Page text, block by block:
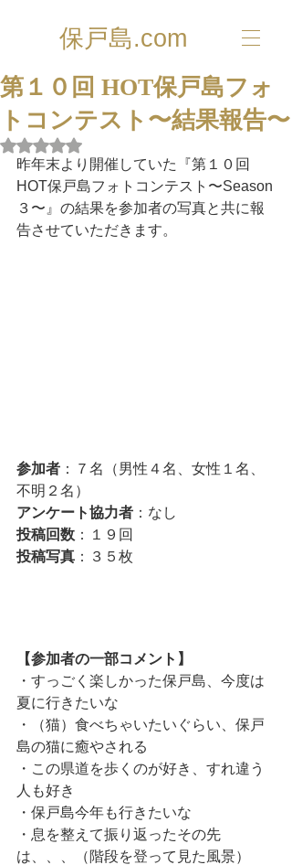
保戸島.com
第１０回 HOT保戸島フォ
トコンテスト〜結果報告〜
5つ星のうちNaNと評価されています。
昨年末より開催していた『第１０回
HOT保戸島フォトコンテスト〜Season
３〜』の結果を参加者の写真と共に報
告させていただきます。
参加者 ：７名（男性４名、女性１名、
不明２名）
アンケート協力者 ：なし
投稿回数 ：１９回
投稿写真 ：３５枚
【参加者の一部コメント】
・すっごく楽しかった保戸島、今度は
夏に行きたいな
・（猫）食べちゃいたいぐらい、保戸
島の猫に癒やされる
・この県道を歩くのが好き、すれ違う
人も好き
・保戸島今年も行きたいな
・息を整えて振り返ったその先
は、、、（階段を登って見た風景）